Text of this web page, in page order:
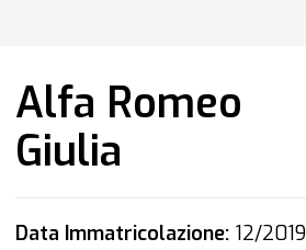
Alfa Romeo
Giulia
Data Immatricolazione:12/2019